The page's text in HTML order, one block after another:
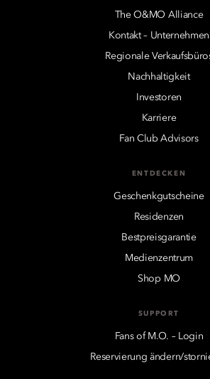
The O&MO Alliance
Kontakt – Unternehmen
Regionale
Nachhaltigkeit
Investoren
Karriere
Fan Club Advisors
ENTDECKEN
Geschenkgutscheine
Residenzen
Bestpreisgarantie
Medienzentrum
Shop MO
SUPPORT
Fans of M.O. – Login
Reservierung ändern/